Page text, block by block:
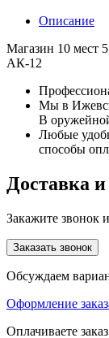
Описание
Магазин 10 мест
АК-12
Мы в
В
Любые
способы
Доставка и
Закажите звонок
Заказать звонок
Обсуждаем
Оформление
Оплачиваете